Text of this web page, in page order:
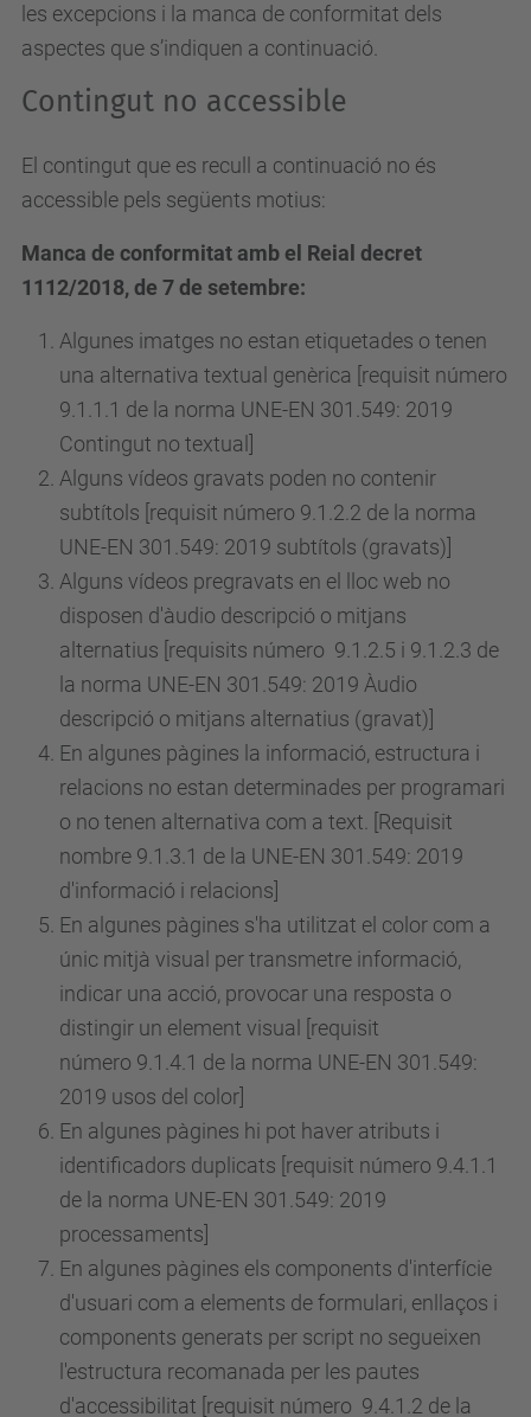
les excepcions i la manca de conformitat dels
aspectes que s’indiquen a continuació.
Contingut no accessible
El contingut que es recull a continuació no és
accessible pels següents motius:
Manca de conformitat amb el Reial decret
1112/2018, de 7 de setembre:
Algunes imatges no estan etiquetades o tenen
una alternativa textual genèrica [requisit número
9.1.1.1 de la norma UNE-EN 301.549: 2019
Contingut no textual]
Alguns vídeos gravats poden no contenir
subtítols [requisit número 9.1.2.2 de la norma
UNE-EN 301.549: 2019 subtítols (gravats)]
Alguns vídeos pregravats en el lloc web no
disposen d'àudio descripció o mitjans
alternatius [requisits número 9.1.2.5 i 9.1.2.3 de
la norma UNE-EN 301.549: 2019 Àudio
descripció o mitjans alternatius (gravat)]
En algunes pàgines la informació, estructura i
relacions no estan determinades per programari
o no tenen alternativa com a text. [Requisit
nombre 9.1.3.1 de la UNE-EN 301.549: 2019
d'informació i relacions]
En algunes pàgines s'ha utilitzat el color com a
únic mitjà visual per transmetre informació,
indicar una acció, provocar una resposta o
distingir un element visual [requisit
número 9.1.4.1 de la norma UNE-EN 301.549:
2019 usos del color]
En algunes pàgines hi pot haver atributs i
identificadors duplicats [requisit número 9.4.1.1
de la norma UNE-EN 301.549: 2019
processaments]
En algunes pàgines els components d'interfície
d'usuari com a elements de formulari, enllaços i
components generats per script no segueixen
l'estructura recomanada per les pautes
d'accessibilitat [requisit número 9.4.1.2 de la